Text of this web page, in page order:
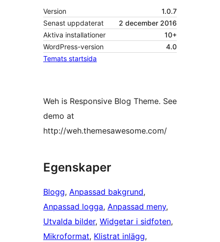
Version
1.0.7
Senast uppdaterat
2 december 2016
Aktiva installationer
10+
WordPress-version
4.0
Temats startsida
Weh is Responsive Blog Theme. See
demo at
http://weh.themesawesome.com/
Egenskaper
Blogg, Anpassad bakgrund
Anpassad logga, Anpassad meny
Utvalda bilder, Widgetar i sidfoten
Mikroformat, Klistrat inlägg